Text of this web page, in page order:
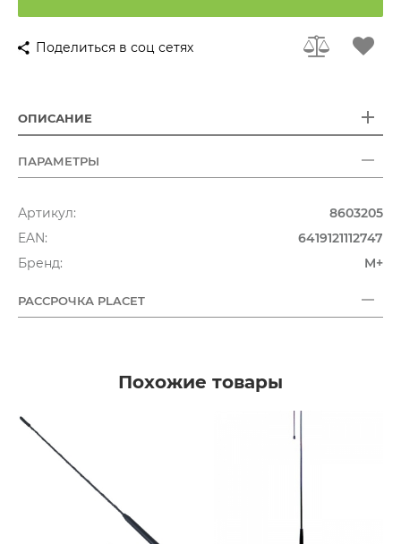
Поделиться в соц сетях
ОПИСАНИЕ
ПАРАМЕТРЫ
Артикул:
8603205
EAN:
6419121112747
Бренд:
M+
РАССРОЧКА PLACET
Похожие товары